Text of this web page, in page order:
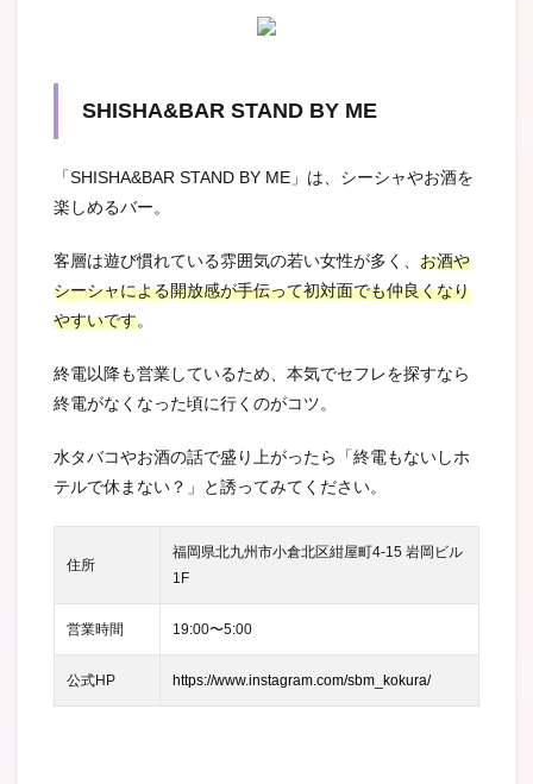
SHISHA&BAR STAND BY ME
「SHISHA&BAR STAND BY ME」は、シーシャやお酒を
楽しめるバー。
客層は遊び慣れている雰囲気の若い女性が多く、 お酒や
シーシャによる開放感が手伝って初対面でも仲良くなり
やすいです。
終電以降も営業しているため、本気でセフレを探すなら
終電がなくなった頃に行くのがコツ。
水タバコやお酒の話で盛り上がったら「終電もないしホ
テルで休まない？」と誘ってみてください。
住所
福岡県北九州市小倉北区紺屋町4-15 岩岡ビル
1F
営業時間 19:00〜5:00
公式HP https://www.instagram.com/sbm_kokura/